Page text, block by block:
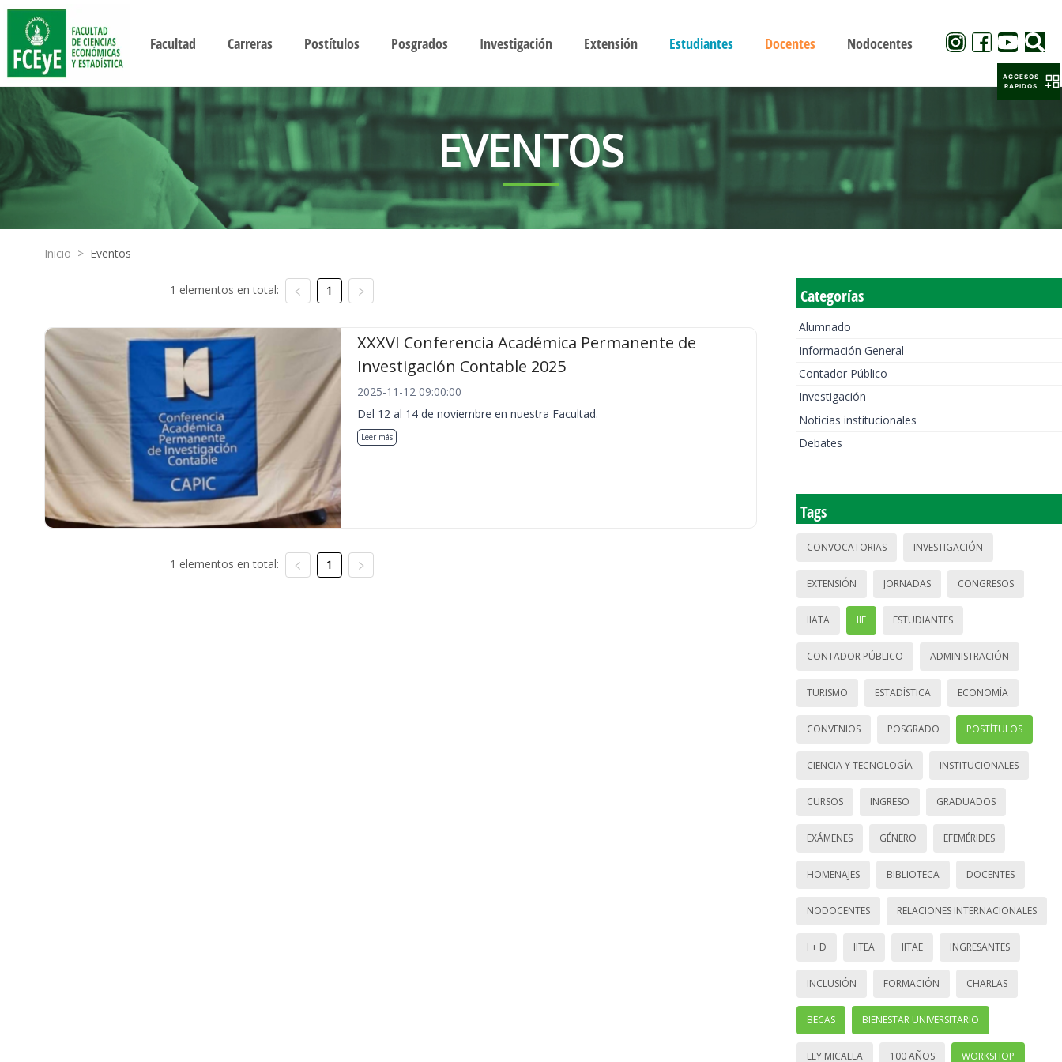
Facultad Carreras Postítulos Posgrados Investigación Extensión Estudiantes Docentes Nodocentes
EVENTOS
Inicio > Eventos
1 elementos en total: 1
XXXVI Conferencia Académica Permanente de
Investigación Contable 2025
2025-11-12 09:00:00
Del 12 al 14 de noviembre en nuestra Facultad.
Leer más
1 elementos en total: 1
Categorías
Alumnado
Información General
Contador Público
Investigación
Noticias institucionales
Debates
Tags
CONVOCATORIAS INVESTIGACIÓN
EXTENSIÓN JORNADAS CONGRESOS
IIATA IIE ESTUDIANTES
CONTADOR PÚBLICO ADMINISTRACIÓN
TURISMO ESTADÍSTICA ECONOMÍA
CONVENIOS POSGRADO POSTÍTULOS
CIENCIA Y TECNOLOGÍA INSTITUCIONALES
CURSOS INGRESO GRADUADOS
EXÁMENES GÉNERO EFEMÉRIDES
HOMENAJES BIBLIOTECA DOCENTES
NODOCENTES RELACIONES INTERNACIONALES
I + D IITEA IITAE INGRESANTES
INCLUSIÓN FORMACIÓN CHARLAS
BECAS BIENESTAR UNIVERSITARIO
LEY MICAELA 100 AÑOS WORKSHOP
ACCESOS
RAPIDOS